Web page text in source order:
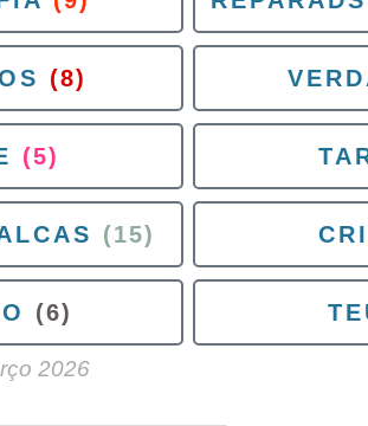
(8)
(5)
(15)
(6)
2026